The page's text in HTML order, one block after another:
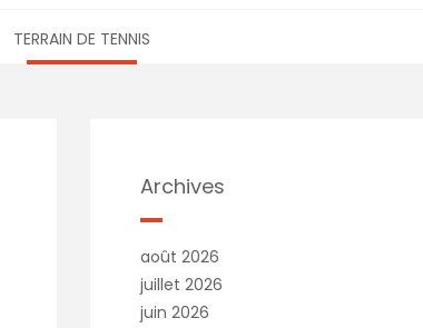
TERRAIN DE TENNIS
Archives
août 2026
juillet 2026
juin 2026